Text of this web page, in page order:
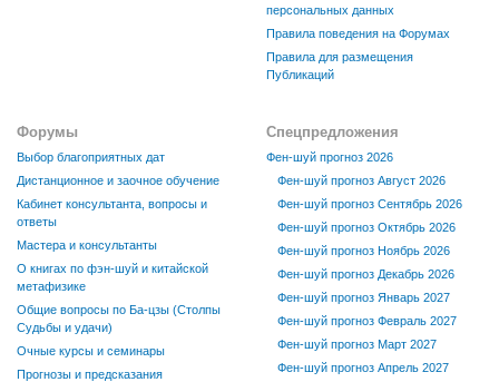
персональных данных
Правила поведения на Форумах
Правила для размещения
Публикаций
Форумы
Выбор благоприятных дат
Дистанционное и заочное обучение
Кабинет консультанта, вопросы и
ответы
Мастера и консультанты
О книгах по фэн-шуй и китайской
метафизике
Общие вопросы по Ба-цзы (Столпы
Судьбы и удачи)
Очные курсы и семинары
Прогнозы и предсказания
Спецпредложения
Фен-шуй прогноз 2026
Фен-шуй прогноз Август 2026
Фен-шуй прогноз Сентябрь 2026
Фен-шуй прогноз Октябрь 2026
Фен-шуй прогноз Ноябрь 2026
Фен-шуй прогноз Декабрь 2026
Фен-шуй прогноз Январь 2027
Фен-шуй прогноз Февраль 2027
Фен-шуй прогноз Март 2027
Фен-шуй прогноз Апрель 2027